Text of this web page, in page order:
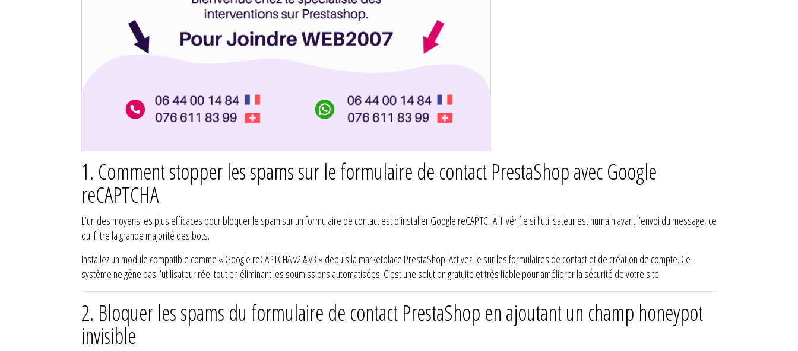
1. Comment stopper les spams sur le formulaire de contact PrestaShop avec Google
reCAPTCHA
L’un des moyens les plus efficaces pour bloquer le spam sur un formulaire de contact est d’installer Google reCAPTCHA. Il vérifie si l’utilisateur est humain avant l’envoi du message, ce
qui filtre la grande majorité des bots.
Installez un module compatible comme « Google reCAPTCHA v2 & v3 » depuis la marketplace PrestaShop. Activez-le sur les formulaires de contact et de création de compte. Ce
système ne gêne pas l’utilisateur réel tout en éliminant les soumissions automatisées. C’est une solution gratuite et très fiable pour améliorer la sécurité de votre site.
2. Bloquer les spams du formulaire de contact PrestaShop en ajoutant un champ honeypot
invisible